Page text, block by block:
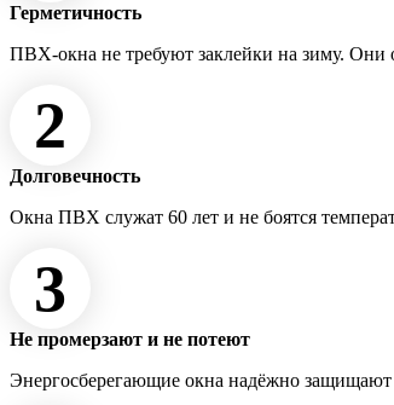
Герметичность
ПВХ-окна не требуют заклейки на зиму. Они
2
Долговечность
Окна ПВХ служат 60 лет и не боятся
3
Не промерзают и не потеют
Энергосберегающие окна надёжно